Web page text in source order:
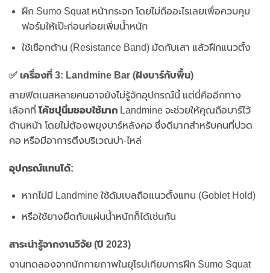
ฝึก Sumo Squat หน้ากระจก โดยไม่ถืออะไรเลยเพื่อควบคุม
ฟอร์มให้เป๊ะก่อนค่อยเพิ่มน้ำหนัก
ใช้เชือกต้าน (Resistance Band) มัดกับเสา แล้วฝึกแนวตั้ง
✅ เครื่องที่ 3: Landmine Bar (ฝังบาร์กับพื้น)
สายฟิตเนสหลายคนอาจยังไม่รู้จักอุปกรณ์นี้ แต่นี่คืออีกทาง
เลือกที่โค้ชปุนิ่มชอบใช้มาก Landmine จะช่วยให้คุณถือบาร์ไว้
ด้านหน้า โดยไม่ต้องพยุงบาร์หลังคอ ซึ่งดีมากสำหรับคนที่ปวด
คอ หรือมีอาการตึงบริเวณบ่า-ไหล่
อุปกรณ์แทนได้:
หากไม่มี Landmine ใช้ดัมเบลถือแนวตั้งแทน (Goblet Hold)
หรือใช้ยางยืดกับแผ่นน้ำหนักก็ได้เช่นกัน
สาระน่ารู้จากงานวิจัย (ปี 2023)
งานทดลองจากนักกายภาพในยุโรปเทียบการฝึก Sumo Squat